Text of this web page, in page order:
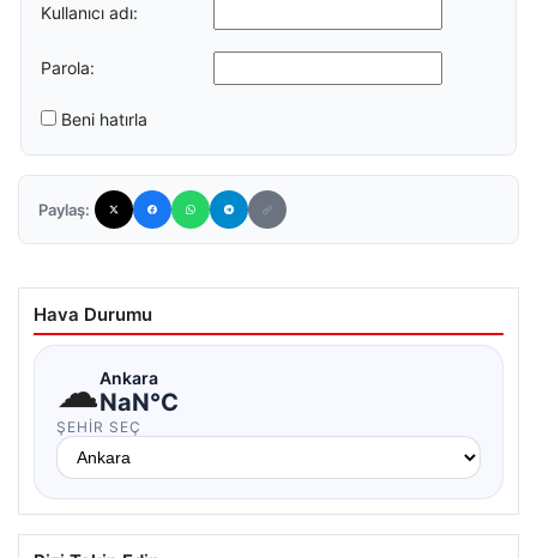
Kullanıcı adı:
Parola:
Beni hatırla
Paylaş:
Hava Durumu
☁Ankara
NaN°C
ŞEHIR SEÇ